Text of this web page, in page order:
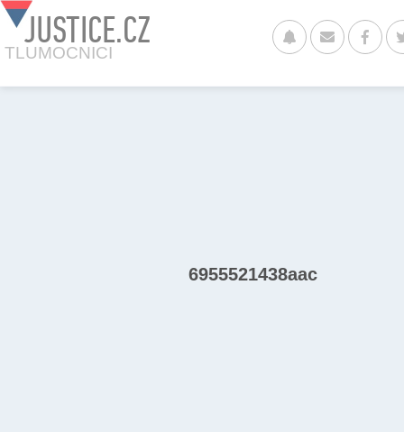
JUSTICE.CZ
TLUMOCNICI
6955521438aac